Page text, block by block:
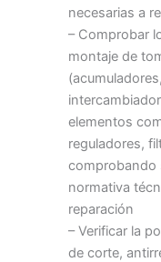
necesarias a
– Comprobar
montaje de
elementos
reguladores,
comprobando
normativa
reparación
– Verificar la
de corte,